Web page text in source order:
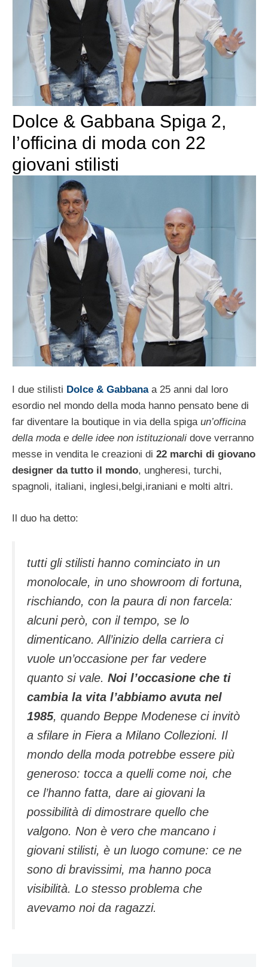
Dolce & Gabbana Spiga 2,
l’officina di moda con 22
giovani stilisti
I due stilisti Dolce & Gabbanaa 25 anni dal loro
esordio nel mondo della moda hanno pensato bene di
far diventare la boutique in via della spigaun’officina
della moda e delle idee non istituzionali dove verranno
messe in vendita le creazioni di 22 marchi di giovano
designer da tutto il mondo, ungheresi, turchi,
spagnoli, italiani, inglesi,belgi,iraniani e molti altri.
Il duo ha detto:
tutti gli stilisti hanno cominciato in un
monolocale, in uno showroom di fortuna,
rischiando, con la paura di non farcela:
alcuni però, con il tempo, se lo
dimenticano. All’inizio della carriera ci
vuole un’occasione per far vedere
quanto si vale. Noi l’occasione che ti
cambia la vita l’abbiamo avuta nel
1985, quando Beppe Modenese ci invitò
a sfilare in Fiera a Milano Collezioni. Il
mondo della moda potrebbe essere più
generoso: tocca a quelli come noi, che
ce l’hanno fatta, dare ai giovani la
possibilità di dimostrare quello che
valgono. Non è vero che mancano i
giovani stilisti, è un luogo comune: ce ne
sono di bravissimi, ma hanno poca
visibilità. Lo stesso problema che
avevamo noi da ragazzi.